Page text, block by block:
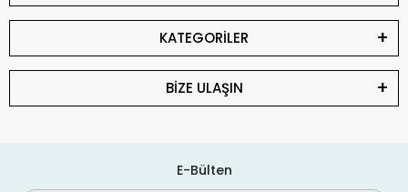
KATEGORİLER
BİZE ULAŞIN
E-Bülten